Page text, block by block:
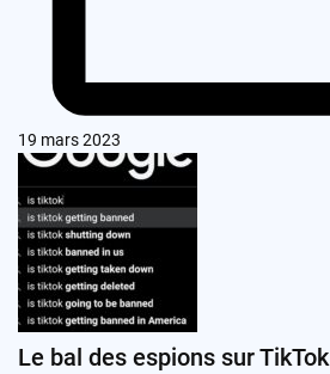
19 mars 2023
Le bal des espions sur TikTok